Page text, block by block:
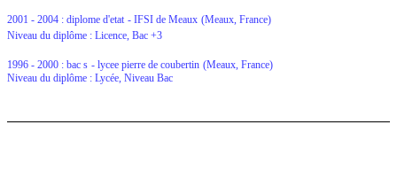
2001 - 2004 : diplome d'etat - IFSI de Meaux (Meaux, France)
Niveau du diplôme : Licence, Bac +3
1996 - 2000 : bac s - lycee pierre de coubertin (Meaux, France)
Niveau du diplôme : Lycée, Niveau Bac